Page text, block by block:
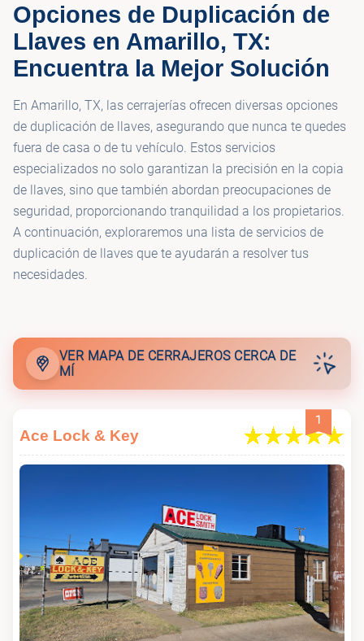
🔑 KeyMe Locksmiths
🔑 KeyMe Locksmiths
🔑 Pauls Keys and remotes
🔑 Pop-A-Lock Amarillo
Opciones de Duplicación de
Llaves en Amarillo, TX:
Encuentra la Mejor Solución
En Amarillo, TX, las cerrajerías ofrecen diversas opciones
de duplicación de llaves, asegurando que nunca te quedes
fuera de casa o de tu vehículo. Estos servicios
especializados no solo garantizan la precisión en la copia
de llaves, sino que también abordan preocupaciones de
seguridad, proporcionando tranquilidad a los propietarios.
A continuación, exploraremos una lista de servicios de
duplicación de llaves que te ayudarán a resolver tus
necesidades.
VER MAPA DE CERRAJEROS CERCA DE
MÍ
1
Ace Lock & Key